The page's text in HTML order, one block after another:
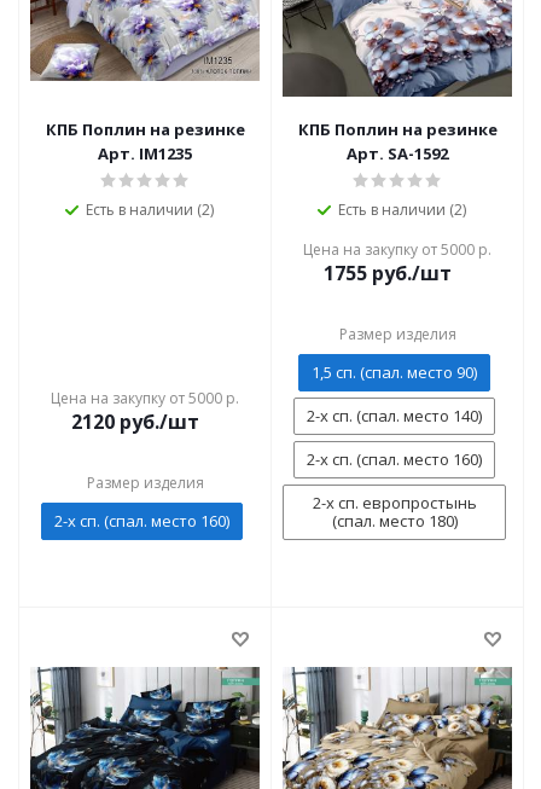
КПБ Поплин на резинке
Арт. IM1235
Есть в наличии (2)
Цена на закупку от 5000 р.
2120 руб./шт
Размер изделия
2-х сп. (спал. место 160)
КПБ Поплин на резинке
Арт. SA-1592
Есть в наличии (2)
Цена на закупку от 5000 р.
1755 руб./шт
Размер изделия
1,5 сп. (спал. место 90)
2-х сп. (спал. место 140)
2-х сп. (спал. место 160)
2-х сп. европростынь
(спал. место 180)